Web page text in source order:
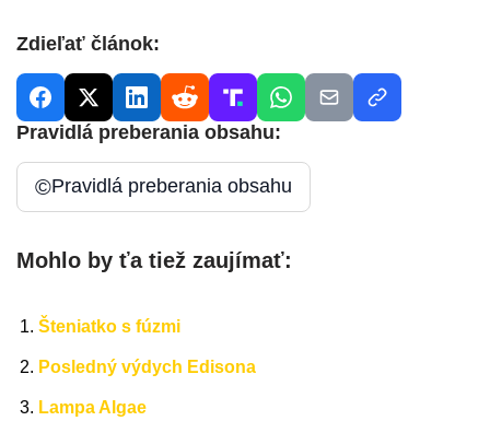
Zdieľať článok:
Pravidlá preberania obsahu:
©Pravidlá preberania obsahu
Mohlo by ťa tiež zaujímať:
Šteniatko s fúzmi
Posledný výdych Edisona
Lampa Algae